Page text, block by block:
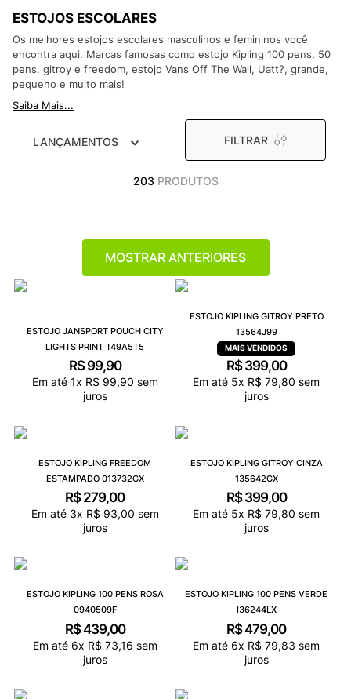
ESTOJOS ESCOLARES
Os melhores estojos escolares masculinos e femininos você
encontra aqui. Marcas famosas como estojo Kipling 100 pens, 50
pens, gitroy e freedom, estojo Vans Off The Wall, Uatt?, grande,
pequeno e muito mais!
Saiba Mais...
LANÇAMENTOS FILTRAR
203 PRODUTOS
MOSTRAR ANTERIORES
ESTOJO JANSPORT POUCH CITY
LIGHTS PRINT T49A5T5
R$ 99,90
Em até 1x R$ 99,90 sem
juros
ESTOJO KIPLING GITROY PRETO
13564J99
R$ 399,00
Em até 5x R$ 79,80 sem
juros
ESTOJO KIPLING FREEDOM
ESTAMPADO 013732GX
R$ 279,00
Em até 3x R$ 93,00 sem
juros
ESTOJO KIPLING GITROY CINZA
135642GX
R$ 399,00
Em até 5x R$ 79,80 sem
juros
ESTOJO KIPLING 100 PENS ROSA
0940509F
R$439,00
Em até 6x R$ 73,16 sem
juros
ESTOJO KIPLING 100 PENS VERDE
I36244LX
R$479,00
Em até 6x R$ 79,83 sem
juros
10º VEJA COUNTRY